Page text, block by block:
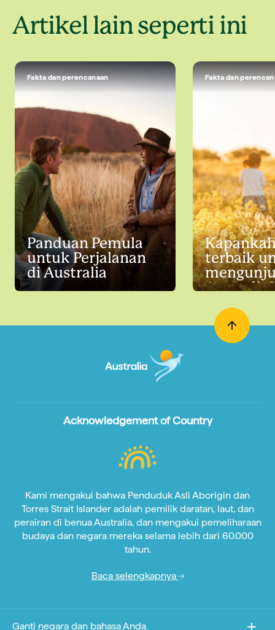
Artikel lain seperti ini
Fakta dan perencanaan
Panduan Pemula
untuk Perjalanan
di Australia
Fakta dan
terbaik
Australia?
Acknowledgement of Country
Kami mengakui bahwa Penduduk Asli Aborigin dan
Torres Strait Islander adalah pemilik daratan, laut, dan
perairan di benua Australia, dan mengakui pemeliharaan
budaya dan negara mereka selama lebih dari 60.000
tahun.
Baca selengkapnya
Ganti negara dan bahasa Anda